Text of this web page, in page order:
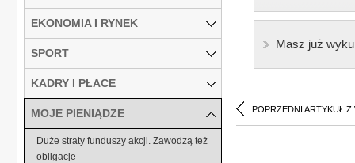
Masz już
POPRZEDNI ARTYKUŁ Z
EKONOMIA I RYNEK
SPORT
KADRY I PŁACE
MOJE PIENIĄDZE
Duże straty funduszy akcji. Zawodzą też
obligacje